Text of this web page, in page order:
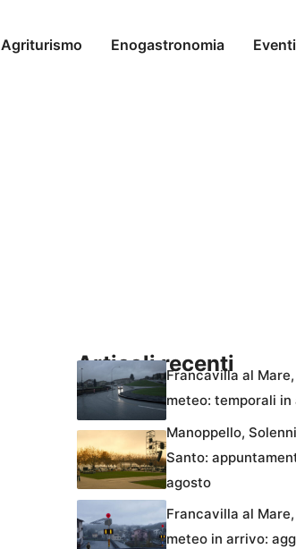
Agriturismo Enogastronomia Eventi
Articoli recenti
Francavilla al
meteo: temporali
Manoppello,
Santo:
agosto
Francavilla al
meteo in arrivo: